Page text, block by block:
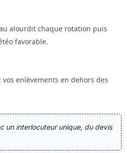
alourdit chaque rotation puis
favorable.
enlèvements en dehors des
un interlocuteur unique, du devis